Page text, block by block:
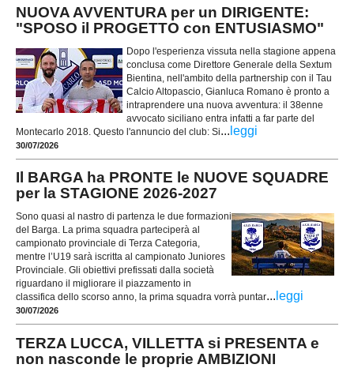
NUOVA AVVENTURA per un DIRIGENTE:
"SPOSO il PROGETTO con ENTUSIASMO"
Dopo l'esperienza vissuta nella stagione appena
conclusa come Direttore Generale della Sextum
Bientina, nell'ambito della partnership con il Tau
Calcio Altopascio, Gianluca Romano è pronto a
intraprendere una nuova avventura: il 38enne
avvocato siciliano entra infatti a far parte del
Montecarlo 2018. Questo l'annuncio del club: Si... leggi
30/07/2026
Il BARGA ha PRONTE le NUOVE SQUADRE
per la STAGIONE 2026-2027
Sono quasi al nastro di partenza le due formazioni
del Barga. La prima squadra parteciperà al
campionato provinciale di Terza Categoria,
mentre l’U19 sarà iscritta al campionato Juniores
Provinciale. Gli obiettivi prefissati dalla società
riguardano il migliorare il piazzamento in
classifica dello scorso anno, la prima squadra vorrà puntar... leggi
30/07/2026
TERZA LUCCA, VILLETTA si PRESENTA e
non nasconde le proprie AMBIZIONI